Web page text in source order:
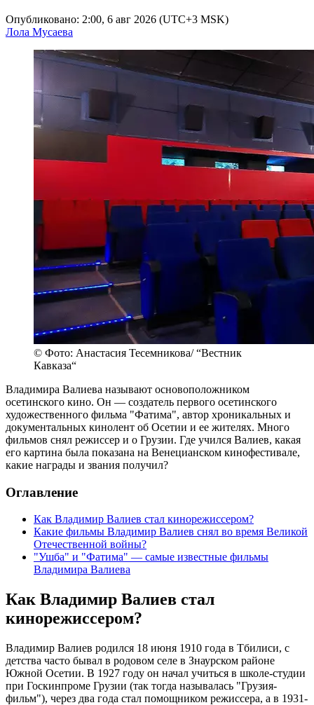
Опубликовано: 2:00, 6 авг 2026 (UTC+3 MSK)
Лола Мусаева
© Фото: Анастасия Тесемникова/ “Вестник
Кавказа“
Владимира Валиева называют основоположником
осетинского кино. Он — создатель первого осетинского
художественного фильма "Фатима", автор хроникальных и
документальных кинолент об Осетии и ее жителях. Много
фильмов снял режиссер и о Грузии. Где учился Валиев, какая
его картина была показана на Венецианском кинофестивале,
какие награды и звания получил?
Оглавление
Как Владимир Валиев стал кинорежиссером?
Какие фильмы Владимир Валиев снял во время Великой
Отечественной войны?
"Ушба" и "Фатима" — самые известные фильмы
Владимира Валиева
Как Владимир Валиев стал
кинорежиссером?
Владимир Валиев родился 18 июня 1910 года в Тбилиси, с
детства часто бывал в родовом селе в Знаурском районе
Южной Осетии. В 1927 году он начал учиться в школе-студии
при Госкинпроме Грузии (так тогда называлась "Грузия-
фильм"), через два года стал помощником режиссера, а в 1931-